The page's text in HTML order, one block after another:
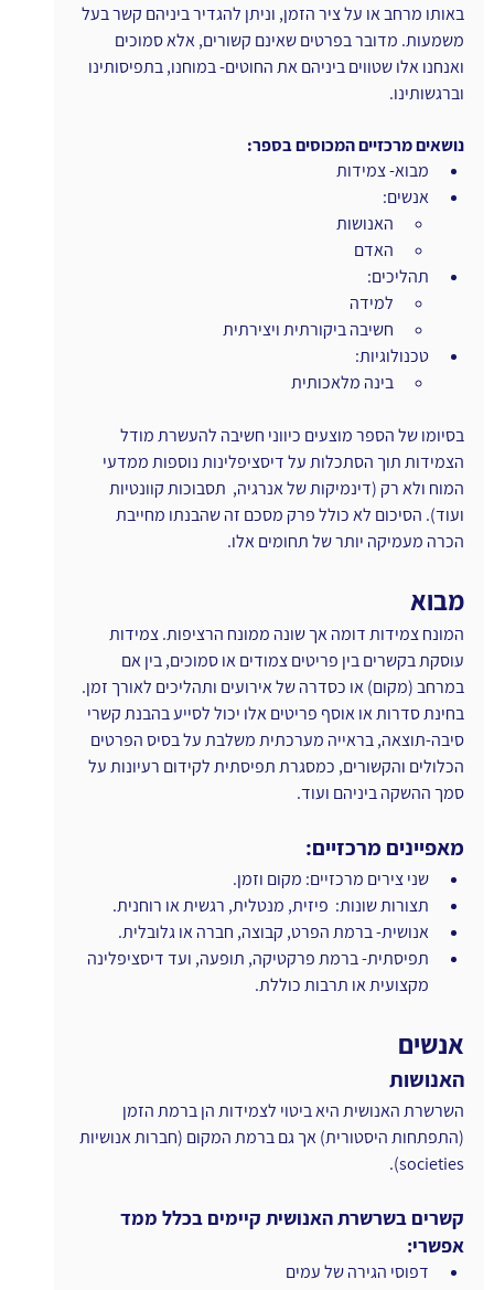
באותו מרחב או על ציר הזמן, וניתן להגדיר ביניהם קשר בעל
משמעות. מדובר בפרטים שאינם קשורים, אלא סמוכים
ואנחנו אלו שטווים ביניהם את החוטים- במוחנו, בתפיסותינו
וברגשותינו.
נושאים מרכזיים המכוסים בספר:
מבוא- צמידות
אנשים:
האנושות
האדם
תהליכים:
למידה
חשיבה ביקורתית ויצירתית
טכנולוגיות:
בינה מלאכותית
בסיומו של הספר מוצעים כיווני חשיבה להעשרת מודל
הצמידות תוך הסתכלות על דיסציפלינות נוספות ממדעי
המוח ולא רק (דינמיקות של אנרגיה,  תסבוכות קוונטיות
ועוד). הסיכום לא כולל פרק מסכם זה שהבנתו מחייבת
הכרה מעמיקה יותר של תחומים אלו.
מבוא
המונח צמידות דומה אך שונה ממונח הרציפות. צמידות
עוסקת בקשרים בין פריטים צמודים או סמוכים, בין אם
במרחב (מקום) או כסדרה של אירועים ותהליכים לאורך זמן.
בחינת סדרות או אוסף פריטים אלו יכול לסייע בהבנת קשרי
סיבה-תוצאה, בראייה מערכתית משלבת על בסיס הפרטים
הכלולים והקשורים, כמסגרת תפיסתית לקידום רעיונות על
סמך ההשקה ביניהם ועוד.
מאפיינים מרכזיים:
שני צירים מרכזיים: מקום וזמן.
תצורות שונות:  פיזית, מנטלית, רגשית או רוחנית.
אנושית- ברמת הפרט, קבוצה, חברה או גלובלית.
תפיסתית- ברמת פרקטיקה, תופעה, ועד דיסציפלינה
מקצועית או תרבות כוללת.
אנשים
האנושות
השרשרת האנושית היא ביטוי לצמידות הן ברמת הזמן
(התפתחות היסטורית) אך גם ברמת המקום (חברות אנושיות
societies).
קשרים בשרשרת האנושית קיימים בכלל ממד
אפשרי:
דפוסי הגירה של עמים